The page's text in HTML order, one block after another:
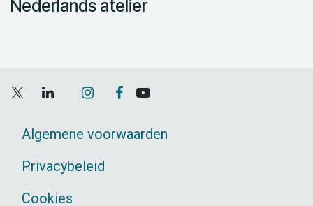
Nederlands atelier
Algemene voorwaarden
Privacybeleid
Cookies